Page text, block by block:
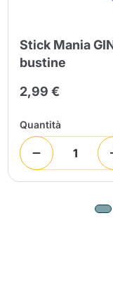
Stick Mania
bustine
2,99 €
Quantità